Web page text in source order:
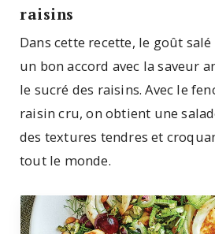
raisins
Dans cette recette, le goût
un bon accord avec la saveur
le sucré des raisins. Avec le
raisin cru, on obtient une
des textures tendres et
tout le monde.